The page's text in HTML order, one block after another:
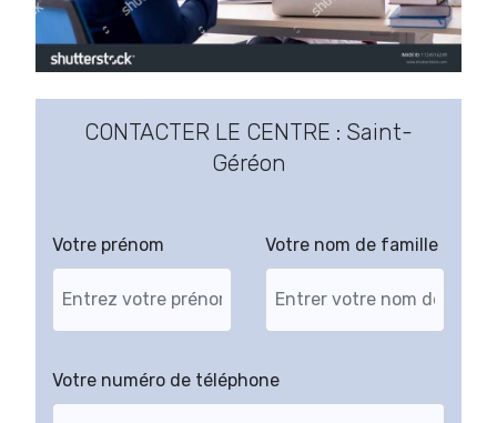
CONTACTER LE CENTRE : Saint-
Géréon
Votre prénom Votre nom de famille
Votre numéro de téléphone